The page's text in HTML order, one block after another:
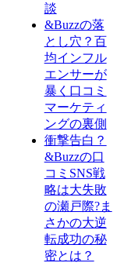
談
&Buzzの落
とし穴？百
均インフル
エンサーが
暴く口コミ
マーケティ
ングの裏側
衝撃告白？
&Buzzの口
コミSNS戦
略は大失敗
の瀬戸際?ま
さかの大逆
転成功の秘
密とは？